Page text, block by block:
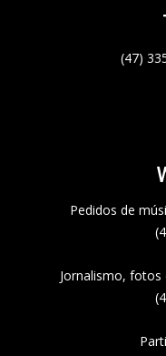
(47)
Pedidos de
Jornalismo,